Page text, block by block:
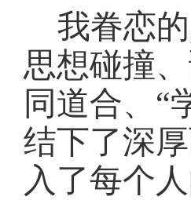
我眷恋的
思想碰撞
同道合、“
结下了深
入了每个